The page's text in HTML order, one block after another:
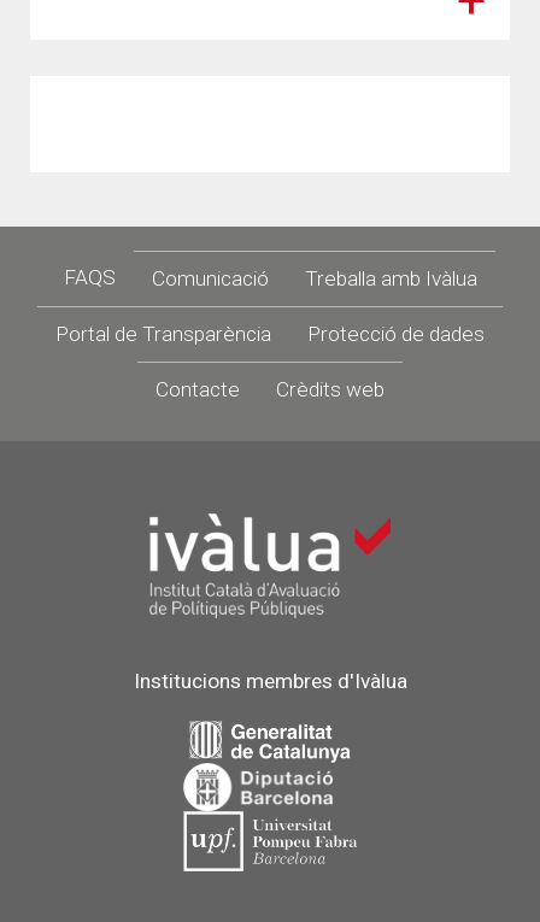
Footer
FAQS Comunicació Treballa amb Ivàlua
Portal de Transparència Protecció de dades
Contacte Crèdits web
Institucions membres d'Ivàlua